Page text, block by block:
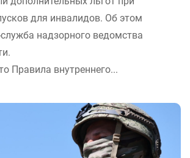
для инвалидов. Об этом
надзорного ведомства
Правила внутреннего...